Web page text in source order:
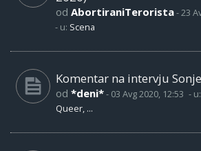
od AbortiraniTerorista-23
- u: Scena
Komentar na intervju
od *deni*- 03 Avg 2020, 12:53 - u:
Queer, ...